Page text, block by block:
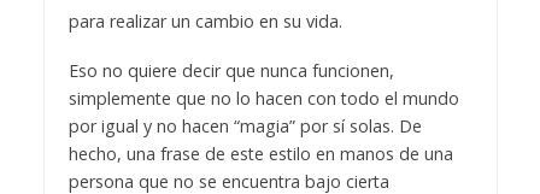
para realizar un cambio en su vida.
Eso no quiere decir que nunca funcionen,
simplemente que no lo hacen con todo el mundo
por igual y no hacen “magia” por sí solas. De
hecho, una frase de este estilo en manos de una
persona que no se encuentra bajo cierta